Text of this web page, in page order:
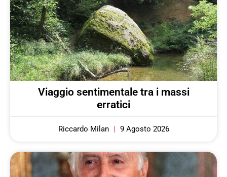
Viaggio sentimentale tra i massi
erratici
Riccardo Milan 9 Agosto 2026